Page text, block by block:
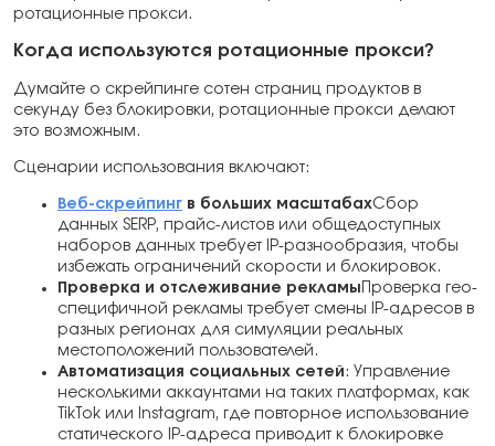
ротационные прокси.
Когда используются ротационные прокси?
Думайте о скрейпинге сотен страниц продуктов в
секунду без блокировки, ротационные прокси делают
это возможным.
Сценарии использования включают:
Веб-скрейпинг в больших масштабахСбор
данных SERP, прайс-листов или общедоступных
наборов данных требует IP-разнообразия, чтобы
избежать ограничений скорости и блокировок.
Проверка и отслеживание рекламы Проверка гео-
специфичной рекламы требует смены IP-адресов в
разных регионах для симуляции реальных
местоположений пользователей.
Автоматизация социальных сетей : Управление
несколькими аккаунтами на таких платформах, как
TikTok или Instagram, где повторное использование
статического IP-адреса приводит к блокировке